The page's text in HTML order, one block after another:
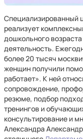
Специализированный
реализует
дошкольного
деятельность.
более 20 тысяч
женщин получили
работает». К ней
сопровождение,
резюме, подбор
тренингов и
консультирование и
Александра